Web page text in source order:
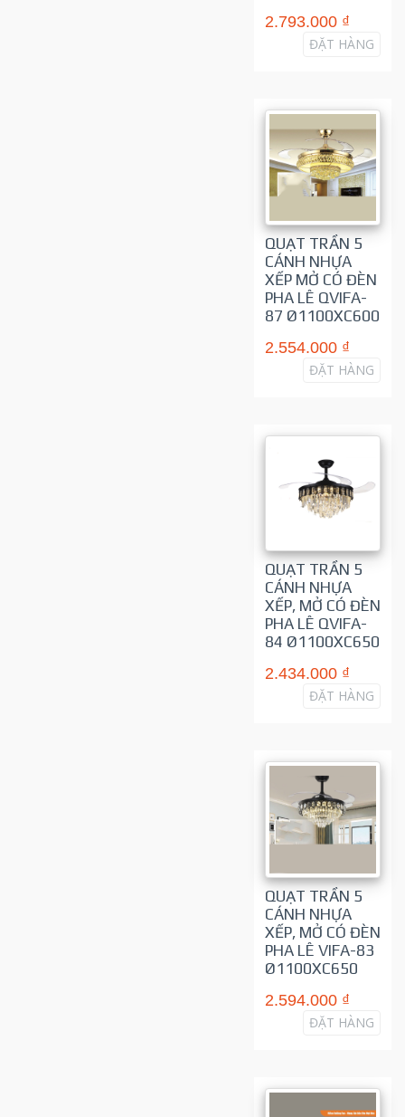
2.793.000 ₫
ĐẶT HÀNG
QUẠT TRẦN 5
CÁNH NHỰA
XẾP MỞ CÓ ĐÈN
PHA LÊ QVIFA-
87 Ø1100XC600
2.554.000 ₫
ĐẶT HÀNG
QUẠT TRẦN 5
CÁNH NHỰA
XẾP, MỞ CÓ ĐÈN
PHA LÊ QVIFA-
84 Ø1100XC650
2.434.000 ₫
ĐẶT HÀNG
QUẠT TRẦN 5
CÁNH NHỰA
XẾP, MỞ CÓ ĐÈN
PHA LÊ VIFA-83
Ø1100XC650
2.594.000 ₫
ĐẶT HÀNG